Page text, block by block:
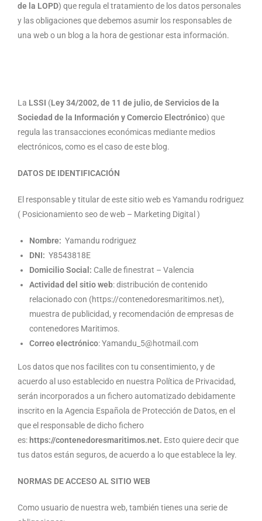
de la LOPD) que regula el tratamiento de los datos personales
y las obligaciones que debemos asumir los responsables de
una web o un blog a la hora de gestionar esta información.
La LSSI (Ley 34/2002, de 11 de julio, de Servicios de la
Sociedad de la Información y Comercio Electrónico) que
regula las transacciones económicas mediante medios
electrónicos, como es el caso de este blog.
DATOS DE IDENTIFICACIÓN
El responsable y titular de este sitio web es Yamandu rodriguez
( Posicionamiento seo de web – Marketing Digital )
Nombre: Yamandu rodriguez
DNI: Y8543818E
Domicilio Social: Calle de finestrat – Valencia
Actividad del sitio web: distribución de contenido
relacionado con (https://contenedoresmaritimos.net),
muestra de publicidad, y recomendación de empresas de
contenedores Maritimos.
Correo electrónico: Yamandu_5@hotmail.com
Los datos que nos facilites con tu consentimiento, y de
acuerdo al uso establecido en nuestra Política de Privacidad,
serán incorporados a un fichero automatizado debidamente
inscrito en la Agencia Española de Protección de Datos, en el
que el responsable de dicho fichero
es: https://contenedoresmaritimos.net. Esto quiere decir que
tus datos están seguros, de acuerdo a lo que establece la ley.
NORMAS DE ACCESO AL SITIO WEB
Como usuario de nuestra web, también tienes una serie de